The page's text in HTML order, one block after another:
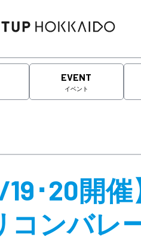
EVENT
イベント
19･20開
コンバレ